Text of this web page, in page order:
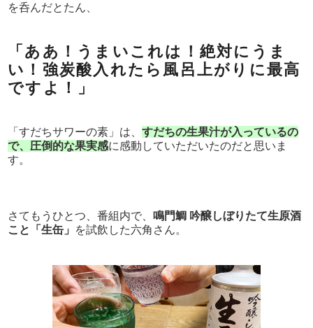
を呑んだとたん、
「ああ！うまいこれは！絶対にうま
い！強炭酸入れたら風呂上がりに最高
ですよ！」
「すだちサワーの素」は、すだちの生果汁が入っているの
で、圧倒的な果実感に感動していただいたのだと思いま
す。
さてもうひとつ、番組内で、鳴門鯛 吟醸しぼりたて生原酒
こと「生缶」
を試飲した六角さん。